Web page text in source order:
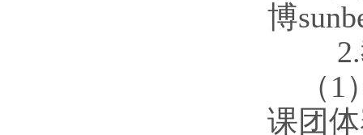
博
（ 1
课团